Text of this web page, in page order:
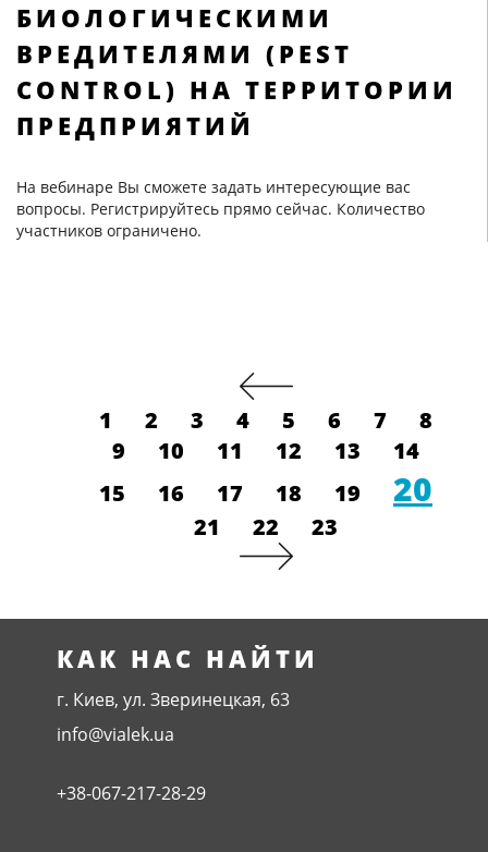
БИОЛОГИЧЕСКИМИ
ВРЕДИТЕЛЯМИ (PEST
CONTROL) НА ТЕРРИТОРИИ
ПРЕДПРИЯТИЙ
На вебинаре Вы сможете задать интересующие вас
вопросы. Регистрируйтесь прямо сейчас. Количество
участников ограничено.
1 2 3 4 5 6 7
8
9
10 11 12 13
14
15
16 17 18 19 20
21 22 23
КАК НАС НАЙТИ
г. Киев, ул. Зверинецкая, 63
info@vialek.ua
+38-067-217-28-29